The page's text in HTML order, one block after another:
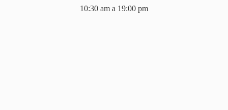
10:30 am a 19:00 pm